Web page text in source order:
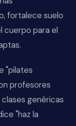
fortalece suelo
cuerpo para el
"pilates
profesores
genéricas
"haz la